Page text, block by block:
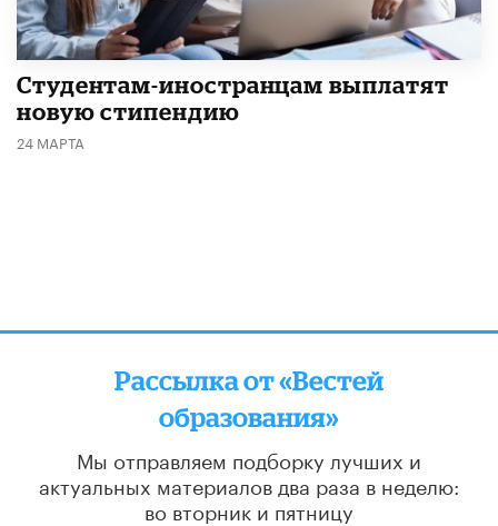
Студентам-иностранцам выплатят
новую стипендию
24 МАРТА
Рассылка от «Вестей
образования»
Мы отправляем подборку лучших и
актуальных материалов два раза в неделю:
во вторник и пятницу